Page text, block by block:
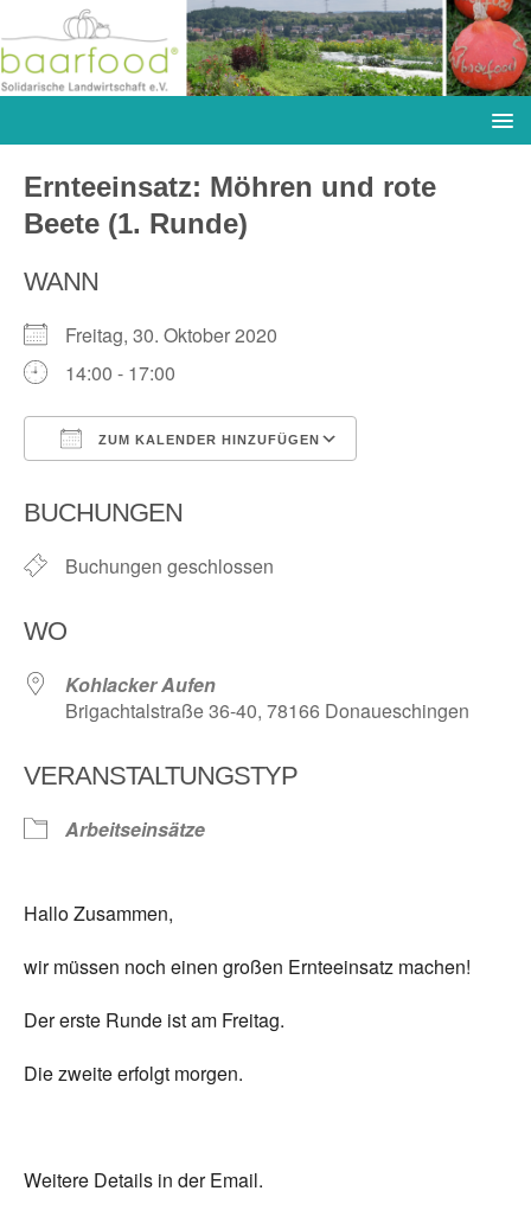
Ernteeinsatz: Möhren und rote
Beete (1. Runde)
WANN
Freitag, 30. Oktober 2020
14:00 - 17:00
ZUM KALENDER HINZUFÜGEN
BUCHUNGEN
Buchungen geschlossen
WO
Kohlacker Aufen
Brigachtalstraße 36-40, 78166 Donaueschingen
VERANSTALTUNGSTYP
Arbeitseinsätze
Hallo Zusammen,
wir müssen noch einen großen Ernteeinsatz machen!
Der erste Runde ist am Freitag.
Die zweite erfolgt morgen.
Weitere Details in der Email.